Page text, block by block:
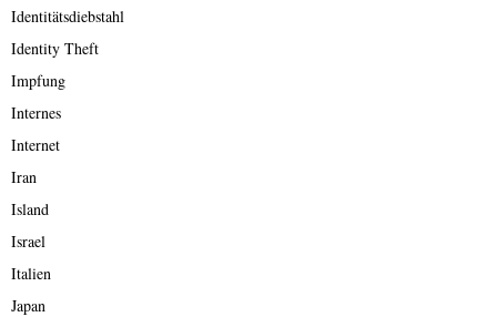
Identitätsdiebstahl
Identity Theft
Impfung
Internes
Internet
Iran
Island
Israel
Italien
Japan